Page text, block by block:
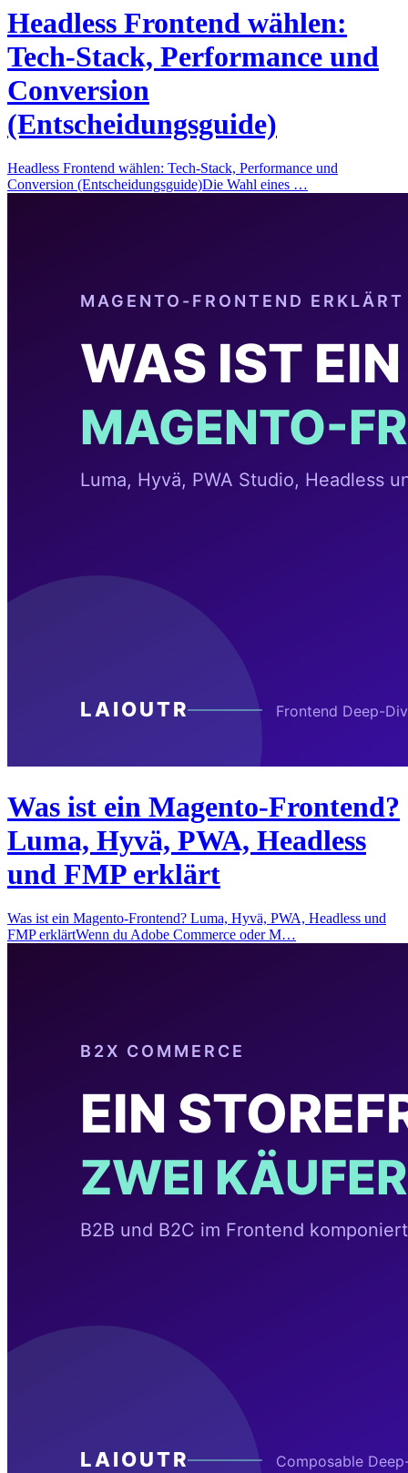
Headless Frontend wählen:
Tech-Stack, Performance und
Conversion
(Entscheidungsguide)
Headless Frontend wählen: Tech-Stack, Performance und
Conversion (Entscheidungsguide)Die Wahl eines …
Was ist ein Magento-Frontend?
Luma, Hyvä, PWA, Headless
und FMP erklärt
Was ist ein Magento-Frontend? Luma, Hyvä, PWA, Headless und
FMP erklärtWenn du Adobe Commerce oder M…